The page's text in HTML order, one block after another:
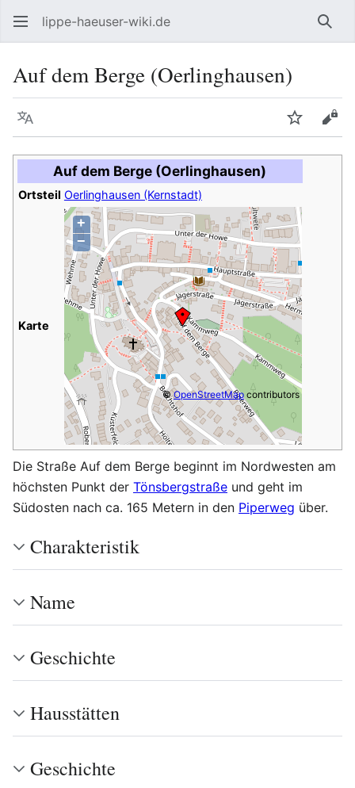
lippe-haeuser-wiki.de
Auf dem Berge (Oerlinghausen)
Sprache
Auf dem Berge (Oerlinghausen)
Ortsteil Oerlinghausen (Kernstadt)
Karte
+
−
©OpenStreetMapcontributors
Die Straße Auf dem Berge beginnt im Nordwesten am
höchsten Punkt der Tönsbergstraße und geht im
Südosten nach ca. 165 Metern in den Piperweg über.
Charakteristik
Name
Geschichte
Hausstätten
Geschichte